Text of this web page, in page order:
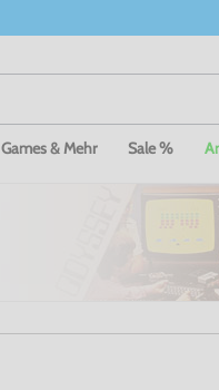
Games & Mehr Sale %